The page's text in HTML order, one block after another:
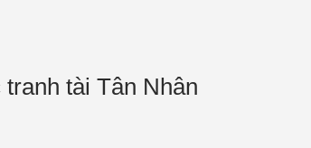
tài Tân Nhân